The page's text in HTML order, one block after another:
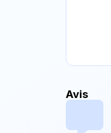
Avis